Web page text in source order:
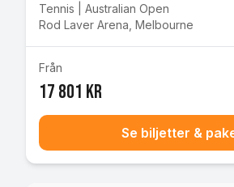
Tennis
Australian Open
Rod Laver Arena Melbourne
Från
17 801 kr
Se biljetter &